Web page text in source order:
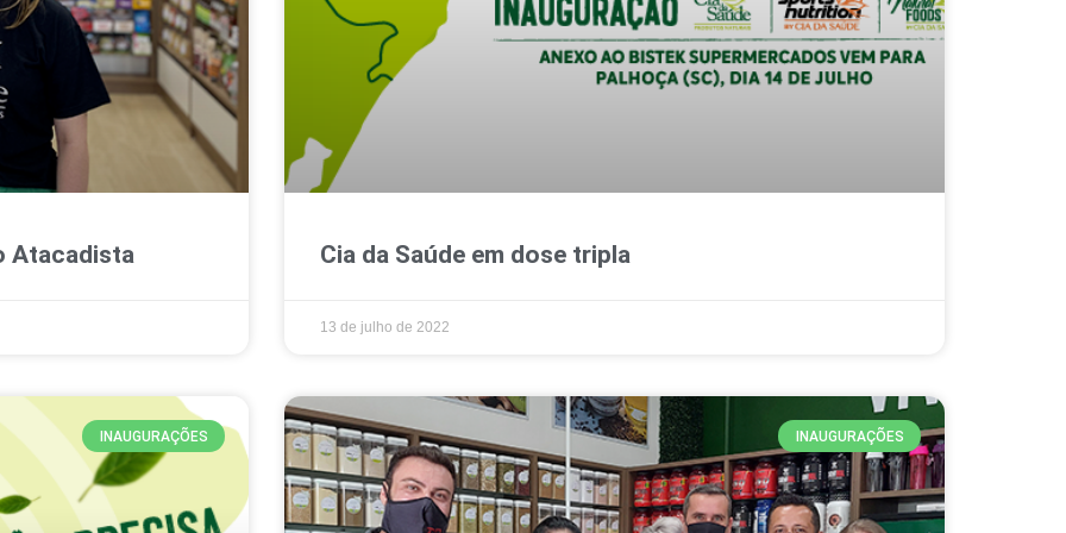
Atacadista Cia da Saúde em dose tripla
13 de julho de 2022
INAUGURAÇÕES INAUGURAÇÕES